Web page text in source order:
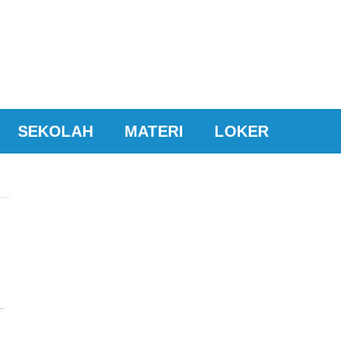
SEKOLAH MATERI LOKER